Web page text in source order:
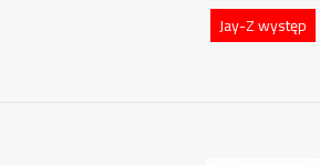
Jay-Z występ